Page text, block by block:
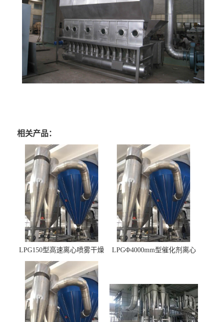
相关产品：
LPG150型高速离心喷雾干燥
机 φ2.85m
LPGФ4000mm型催化剂离心